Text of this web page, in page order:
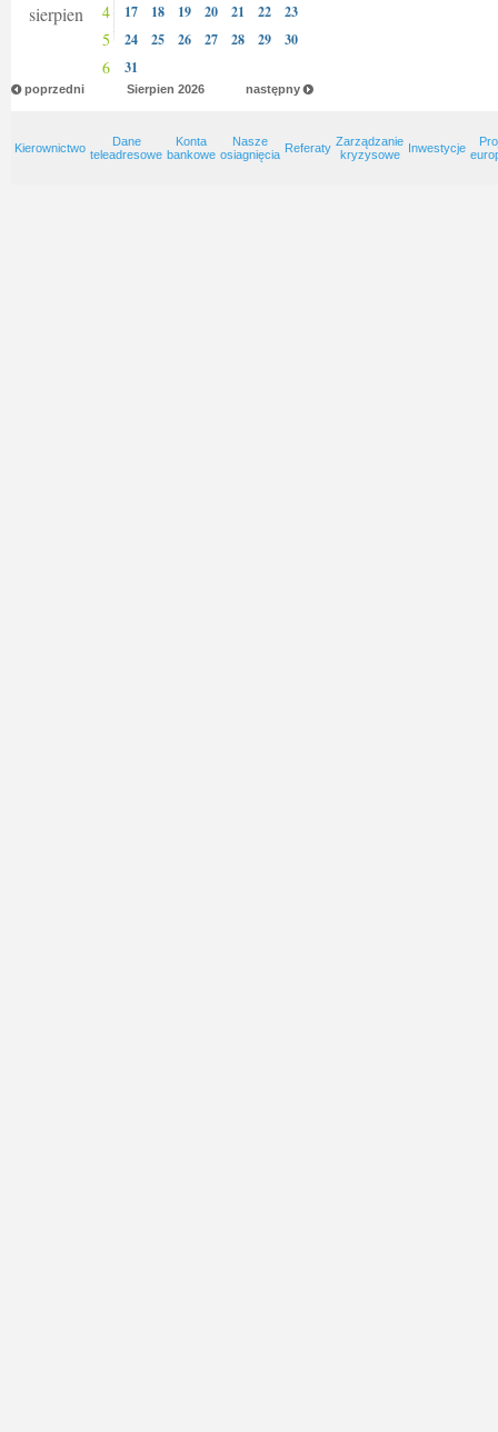
sierpien 4 17 18 19 20 21 22 23
5 24 25 26 27 28 29 30
6 31
poprzedni następny
Sierpien 2026
Kierownictwo
Dane
teleadresowe
Konta
bankowe
Nasze
osiagnięcia Referaty Zarządzanie
kryzysowe
Inwestycje